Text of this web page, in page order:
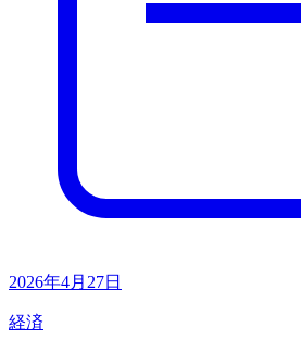
2026年4月27日
経済